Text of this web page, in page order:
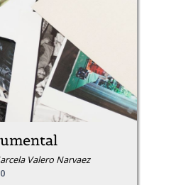
Valero Narvaez